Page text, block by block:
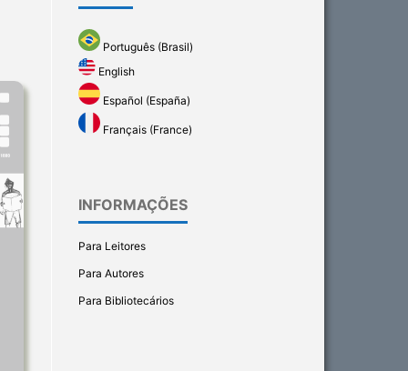
Português (Brasil)
English
Español (España)
Français (France)
INFORMAÇÕES
Para Leitores
Para Autores
Para Bibliotecários